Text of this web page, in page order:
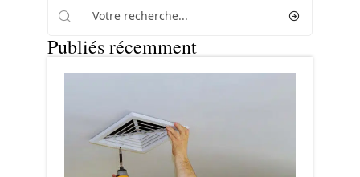
Publiés récemment